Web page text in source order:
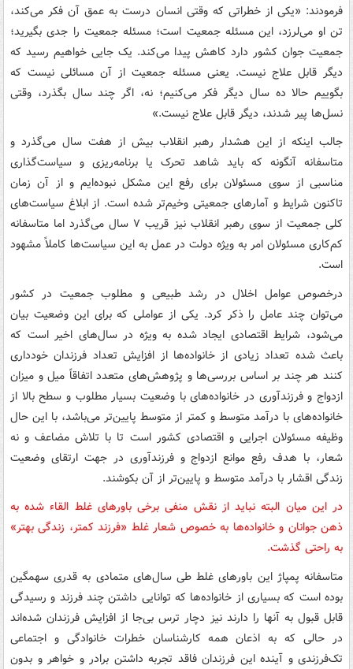
فرمودند: «یکی از خطراتی که وقتی انسان درست به عمق آن فکر می‌کند،
تن او می‌لرزد، این مسئله‌ جمعیت است؛ مسئله‌ جمعیت را جدی بگیرید؛
جمعیت جوان کشور دارد کاهش پیدا می‌کند. یک جایی خواهیم رسید که
دیگر قابل علاج نیست. یعنی مسئله‌ جمعیت از آن مسائلی نیست که
بگوییم حالا ده سال دیگر فکر می‌کنیم؛ نه، اگر چند سال بگذرد، وقتی
نسل‌ها پیر شدند، دیگر قابل علاج نیست.»
جالب اینکه از این هشدار رهبر انقلاب بیش از هفت سال می‌گذرد و
متاسفانه آنگونه که باید شاهد تحرک یا برنامه‌ریزی و سیاست‌گذاری
مناسبی از سوی مسئولان برای رفع این مشکل نبوده‌ایم و از آن زمان
تاکنون شرایط و آمارهای جمعیتی وخیم‌تر شده است. از ابلاغ سیاست‌های
کلی جمعیت از سوی رهبر انقلاب نیز قریب ۷ سال می‌گذرد اما متاسفانه
کم‌کاری مسئولان امر به ویژه دولت در عمل به این سیاست‌ها کاملاً مشهود
است.
درخصوص عوامل اخلال در رشد طبیعی و مطلوب جمعیت در کشور
می‌توان چند عامل را ذکر کرد. یکی از عواملی که برای این وضعیت بیان
می‌شود، شرایط اقتصادی ایجاد شده به ویژه در سال‌های اخیر است که
باعث شده تعداد زیادی از خانواده‌ها از افزایش تعداد فرزندان خودداری
کنند هر چند بر اساس بررسی‌ها و پژوهش‌های متعدد اتفاقاً میل و میزان
ازدواج و فرزندآوری در خانواده‌های با وضعیت بسیار مطلوب و سطح بالا از
خانواده‌های با درآمد متوسط و کمتر از متوسط پایین‌تر می‌باشد، با این حال
وظیفه مسئولان اجرایی و اقتصادی کشور است تا با تلاش مضاعف و نه
شعار، با هدف رفع موانع ازدواج و فرزندآوری در جهت ارتقای وضعیت
زندگی اقشار با درآمد متوسط و پایین‌تر از آن بکوشند.
در این میان البته نباید از نقش منفی برخی باورهای غلط القاء شده به
ذهن جوانان و خانواده‌ها به خصوص شعار غلط «فرزند کمتر، زندگی بهتر»
به راحتی گذشت.
متاسفانه پمپاژ این باورهای غلط طی سال‌های متمادی به قدری سهمگین
بوده است که بسیاری از خانواده‌ها که توانایی داشتن چند فرزند و رسیدگی
قابل قبول به آنها را دارند نیز دچار ترس بی‌جا از افزایش فرزندان شده‌اند
در حالی که به اذعان همه کارشناسان خطرات خانوادگی و اجتماعی
تک‌فرزندی و آینده این فرزندان فاقد تجربه داشتن برادر و خواهر و بدون